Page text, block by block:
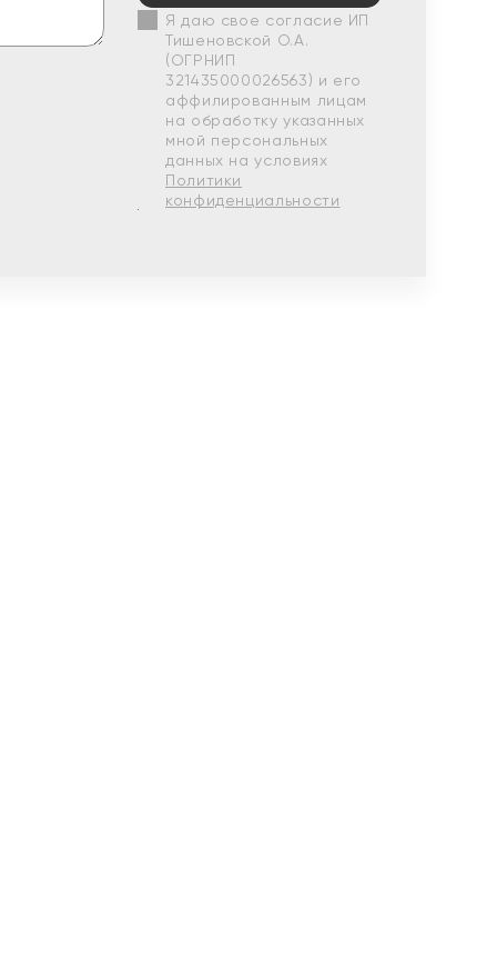
Я даю свое согласие ИП
Тишеновской О.А.
(ОГРНИП
321435000026563) и его
аффилированным лицам
на обработку указанных
мной персональных
данных на условиях
Политики
конфиденциальности